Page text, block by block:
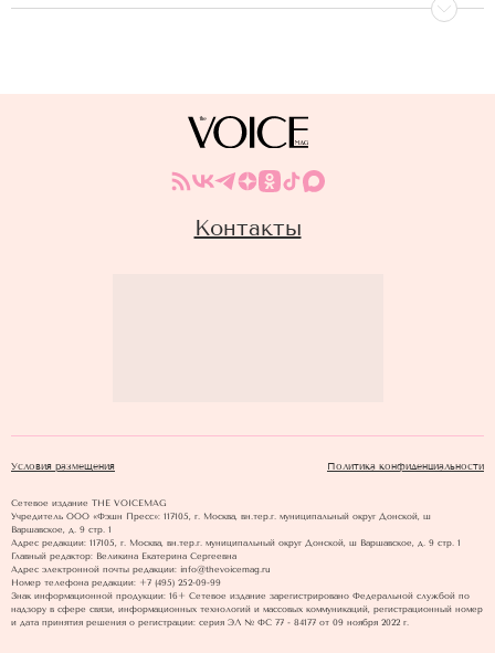
Контакты
Условия размещения Политика конфиденциальности
Сетевое издание THE VOICEMAG
Учредитель ООО «Фэшн Пресс»: 117105, г. Москва, вн.тер.г. муниципальный округ Донской, ш
Варшавское, д. 9 стр. 1
Адрес редакции: 117105, г. Москва, вн.тер.г. муниципальный округ Донской, ш Варшавское, д. 9 стр. 1
Главный редактор: Великина Екатерина Сергеевна
Адрес электронной почты редакции: info@thevoicemag.ru
Номер телефона редакции: +7 (495) 252-09-99
Знак информационной продукции: 16+ Cетевое издание зарегистрировано Федеральной службой по
надзору в сфере связи, информационных технологий и массовых коммуникаций, регистрационный номер
и дата принятия решения о регистрации: серия ЭЛ № ФС 77 - 84177 от 09 ноября 2022 г.